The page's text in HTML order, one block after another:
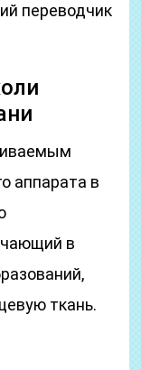
переводчик
аппарата в
в
ткань.